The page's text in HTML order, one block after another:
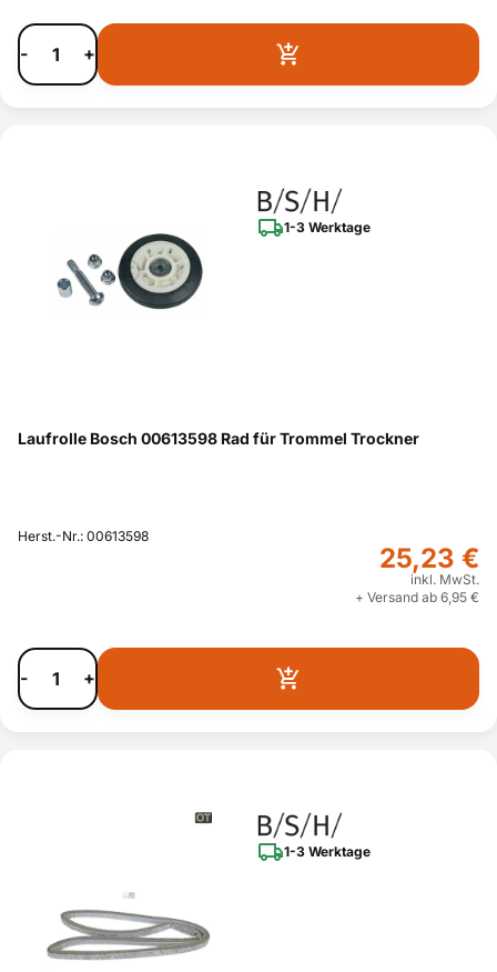
- +
1-3 Werktage
Laufrolle Bosch 00613598 Rad für Trommel Trockner
Herst.-Nr.: 00613598
25,23 €
inkl. MwSt.
+ Versand ab 6,95 €
- +
1-3 Werktage